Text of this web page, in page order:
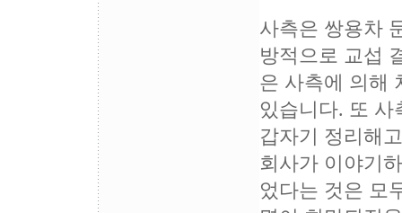
사측은 쌍용차
방적으로 교섭
은 사측에 의해
있습니다. 또
갑자기 정리해
회사가 이야기
었다는 것은 모